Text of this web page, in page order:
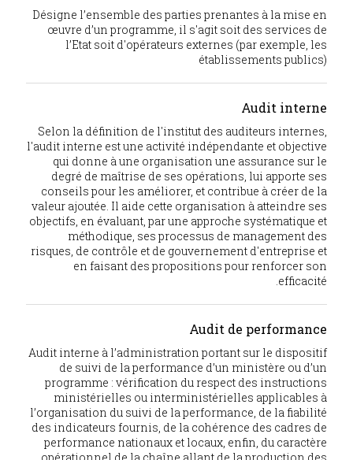
Désigne l’ensemble des parties prenantes à la mise en
œuvre d’un programme, il s'agit soit des services de
l’Etat soit d'opérateurs externes (par exemple, les
établissements publics)
Audit interne
Selon la définition de l'institut des auditeurs internes,
l'audit interne est une activité indépendante et objective
qui donne à une organisation une assurance sur le
degré de maîtrise de ses opérations, lui apporte ses
conseils pour les améliorer, et contribue à créer de la
valeur ajoutée. Il aide cette organisation à atteindre ses
objectifs, en évaluant, par une approche systématique et
méthodique, ses processus de management des
risques, de contrôle et de gouvernement d'entreprise et
en faisant des propositions pour renforcer son
efficacité.
Audit de performance
Audit interne à l’administration portant sur le dispositif
de suivi de la performance d’un ministère ou d’un
programme : vérification du respect des instructions
ministérielles ou interministérielles applicables à
l’organisation du suivi de la performance, de la fiabilité
des indicateurs fournis, de la cohérence des cadres de
performance nationaux et locaux, enfin, du caractère
opérationnel de la chaîne allant de la production des